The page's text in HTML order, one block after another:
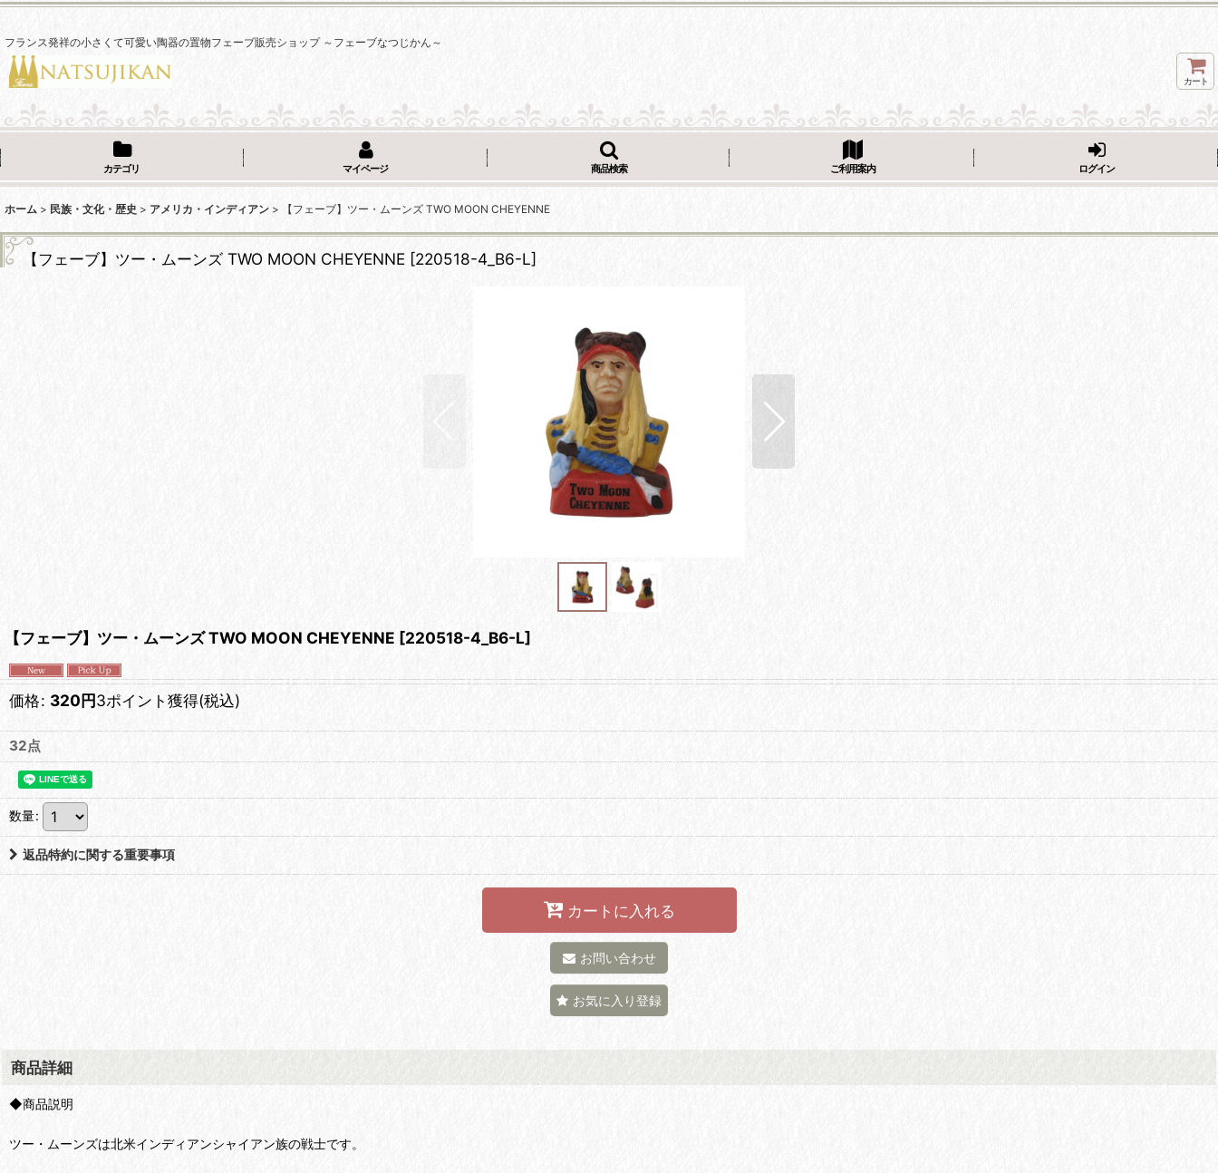
フランス発祥の小さくて可愛い陶器の置物フェーブ販売ショップ ～フェーブなつじかん～
カート
カテゴリ マイページ 商品検索 ご利用案内 ログイン
ホーム > 民族・文化・歴史 > アメリカ・インディアン > 【フェーブ】ツー・ムーンズ TWO MOON CHEYENNE
【フェーブ】ツー・ムーンズ TWO MOON CHEYENNE [220518-4_B6-L]
【フェーブ】ツー・ムーンズ TWO MOON CHEYENNE [220518-4_B6-L]
価格: 320円3ポイント獲得(税込)
32点
数量:
返品特約に関する重要事項
カートに入れる
お問い合わせ
お気に入り登録
商品詳細
◆商品説明
ツー・ムーンズは北米インディアンシャイアン族の戦士です。